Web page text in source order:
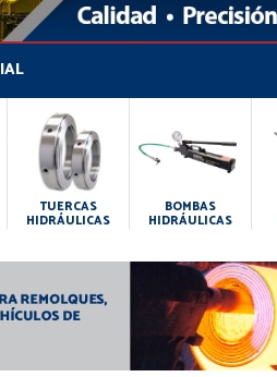
TUERCAS
HIDRÁULICAS
BOMBAS
HIDRÁULICAS